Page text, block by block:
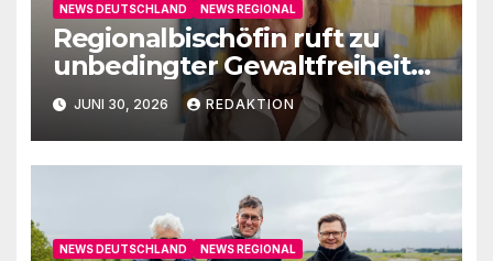
NEWS DEUTSCHLAND NEWS REGIONAL
Regionalbischöfin ruft zu
unbedingter Gewaltfreiheit
aufJUNI 30, 2026 REDAKTION
NEWS DEUTSCHLAND NEWS REGIONAL